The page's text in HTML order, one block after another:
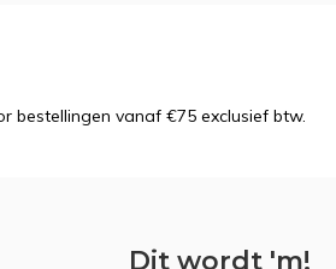
bestellingen vanaf €75 exclusief btw.
Dit wordt 'm!